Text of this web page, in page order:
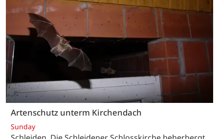
Artenschutz unterm Kirchendach
Sunday